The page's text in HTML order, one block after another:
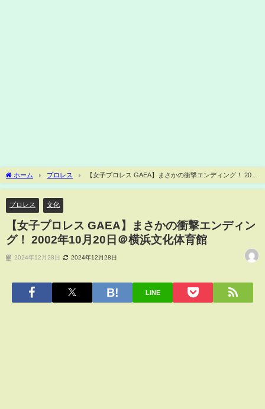
ホーム プロレス
【女子プロレス GAEA】まさかの衝撃エンディング！ 2002
年10月20日＠横浜文化体育館
プロレス 文化
【女子プロレス GAEA】まさかの衝撃エンディン
グ！ 2002年10月20日＠横浜文化体育館
2024年12月28日 2024年12月28日
LINE